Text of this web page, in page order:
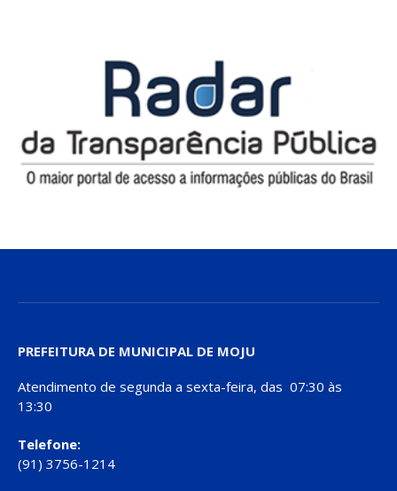
PREFEITURA DE MUNICIPAL DE MOJU
Atendimento de segunda a sexta-feira, das 07:30 às
13:30
Telefone:
(91) 3756-1214